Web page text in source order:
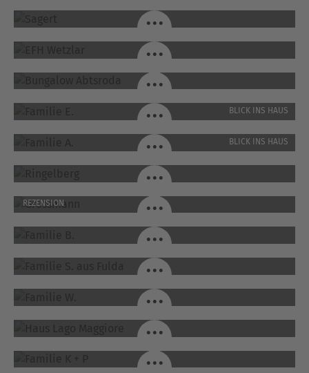
...
EFH WETZLAR / WETZLAR
...
BUNGALOW ABTSRODA / ABTSRODA
...
FAMILIE E. / STEINAU AN DER STRASSE
BLICK INS HAUS
...
FAMILIE A. / HÜNFELD
BLICK INS HAUS
...
RINGELBERG / ERFURT
...
GROSSMANN / HOFHEIM-WALLAU
REZENSION ...
...
FAMILIE S. AUS FULDA / PETERSBERG-UNTERGÖTZENHOF
...
FAMILIE W. / PETERSBERG-UNTERGÖTZENHOF
...
HAUS LAGO MAGGIORE / EICHENZELL-ROTHEMANN
...
FAMILIE K + P / HÜTTENBERG-VOLPERTSHAUSEN
...